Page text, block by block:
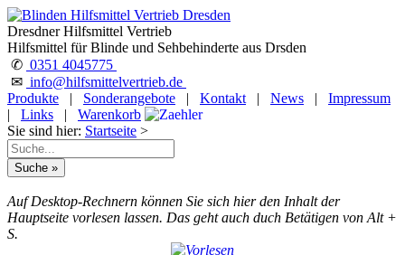
Dresdner Hilfsmittel Vertrieb
Hilfsmittel für Blinde und Sehbehinderte aus Drsden
✆ 0351 4045775
✉ info@hilfsmittelvertrieb.de
Produkte
| Sonderangebote | Kontakt | News |
Impressum
|
Links |
Warenkorb
Sie sind hier: Startseite >
Auf Desktop-Rechnern können Sie sich hier den Inhalt der
Hauptseite vorlesen lassen. Das geht auch duch Betätigen von Alt +
S.